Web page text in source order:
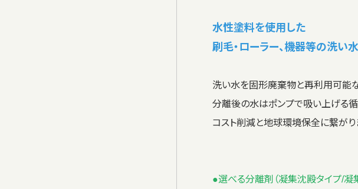
水性塗料を使用した
刷毛・ローラー、機器等の洗い
洗い水を固形廃棄物と再利用可能
分離後の水はポンプで吸い上げる
コスト削減と地球環境保全に繋がり
●選べる分離剤（凝集沈殿タイプ/凝